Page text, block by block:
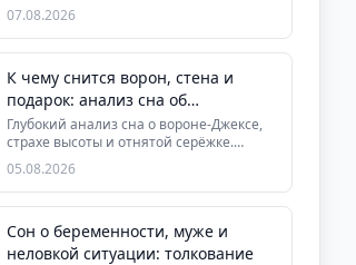
предназначение за плат...
07.08.2026
К чему снится ворон, стена и
подарок: анализ сна об
отверженности
Глубокий анализ сна о вороне-Джексе,
страхе высоты и отнятой серёжке.
Раскрываем тему самоценности, ...
05.08.2026
Сон о беременности, муже и
неловкой ситуации: толкование